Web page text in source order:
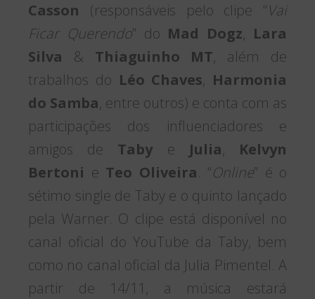
Casson (responsáveis pelo clipe “Vai
Ficar Querendo” do Mad Dogz, Lara
Silva & Thiaguinho MT, além de
trabalhos do Léo Chaves, Harmonia
do Samba, entre outros) e conta com as
participações dos influenciadores e
amigos de Taby e Julia, Kelvyn
Bertoni e Teo Oliveira. “Online” é o
sétimo single de Taby e o quinto lançado
pela Warner. O clipe está disponível no
canal oficial do YouTube da Taby, bem
como no canal oficial da Julia Pimentel. A
partir de 14/11, a música estará